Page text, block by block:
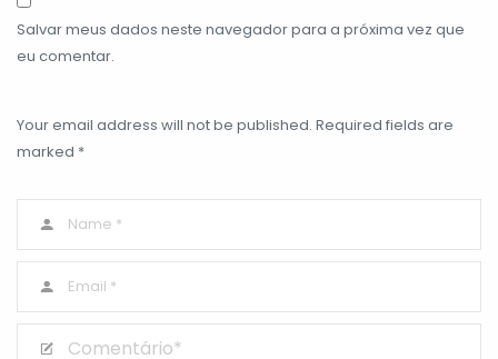
Salvar meus dados neste navegador para a próxima vez que
eu comentar.
Your email address will not be published. Required fields are
marked *